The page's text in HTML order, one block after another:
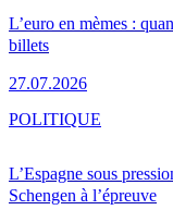
L’euro en mèmes :
billets
27.07.2026
L’Espagne sous
Schengen à l’épreuve
POLITIQUE